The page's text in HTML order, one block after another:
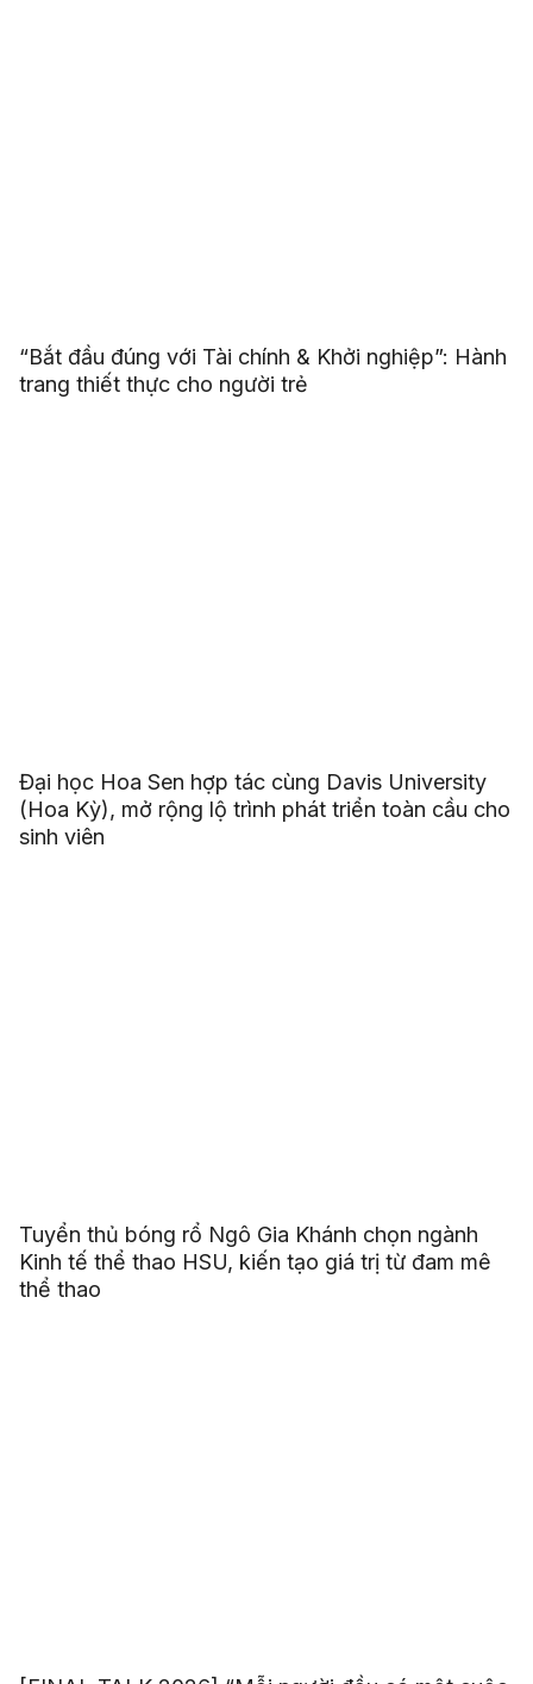
“Bắt đầu đúng với Tài chính & Khởi nghiệp”: Hành
trang thiết thực cho người trẻ
Đại học Hoa Sen hợp tác cùng Davis University
(Hoa Kỳ), mở rộng lộ trình phát triển toàn cầu cho
sinh viên
Tuyển thủ bóng rổ Ngô Gia Khánh chọn ngành
Kinh tế thể thao HSU, kiến tạo giá trị từ đam mê
thể thao